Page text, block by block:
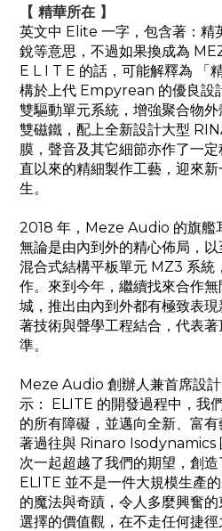
【 精華所在 】
英文中 Elite 一字，包含著：精
銳等意思，不過如果換成為
E L I T E 的話，可能解釋為 「
構於上代 Empyrean 的優良設
雙驅動單元系統，增強聚合物
雙磁鐵，配上全新設計大型
膜，聲音及其它細節亦作了一
直以來的精細製作工藝，迎來
生。
2018 年，Meze Audio 的旗艦
無論是由內到外的精心佈局，
混合式結構平板單元 MZ3 系統
作。來到今年，繼續找來合作
城，推出由內到外都有極致表
著技術與聲學工程結合，代表
準。
Meze Audio 創辦人兼首席設
示： ELITE 的開發過程中，我
的所有障礙，並邁向全新、富
著過往與 Rinaro Isodynamics
次一起超越了我們的期望，創造
ELITE 並不是一件大規模生產
的魔法與奇蹟，令人多麼興奮
選擇的價值觀，在不走任何捷徑